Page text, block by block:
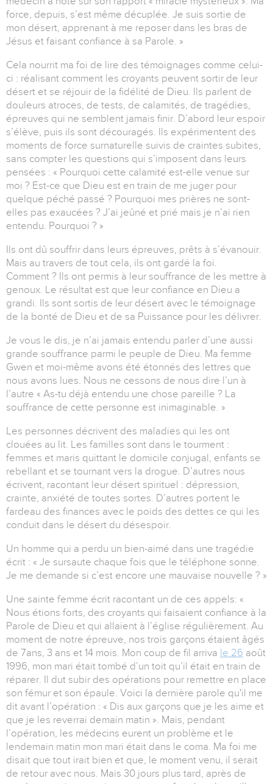
force, depuis, s’est même décuplée. Je suis sortie de
mon désert, apprenant à me reposer dans les bras de
Jésus et faisant confiance à sa Parole. »
Cela nourrit ma foi de lire des témoignages comme celui-
ci : réalisant comment les croyants peuvent sortir de leur
désert et se réjouir de la fidélité de Dieu. Ils parlent de
douleurs atroces, de tests, de calamités, de tragédies,
épreuves qui ne semblent jamais finir. D’abord leur espoir
s’élève, puis ils sont découragés. Ils expérimentent des
moments de force surnaturelle suivis de craintes subites,
sans compter les questions qui s’imposent dans leurs
pensées : « Pourquoi cette calamité est-elle venue sur
moi ? Est-ce que Dieu est en train de me juger pour
quelque péché passé ? Pourquoi mes prières ne sont-
elles pas exaucées ? J’ai jeûné et prié mais je n’ai rien
entendu. Pourquoi ? »
Ils ont dû souffrir dans leurs épreuves, prêts à s’évanouir.
Mais au travers de tout cela, ils ont gardé la foi.
Comment ? Ils ont permis à leur souffrance de les mettre à
genoux. Le résultat est que leur confiance en Dieu a
grandi. Ils sont sortis de leur désert avec le témoignage
de la bonté de Dieu et de sa Puissance pour les délivrer.
Je vous le dis, je n’ai jamais entendu parler d’une aussi
grande souffrance parmi le peuple de Dieu. Ma femme
Gwen et moi-même avons été étonnés des lettres que
nous avons lues. Nous ne cessons de nous dire l’un à
l’autre « As-tu déjà entendu une chose pareille ? La
souffrance de cette personne est inimaginable. »
Les personnes décrivent des maladies qui les ont
clouées au lit. Les familles sont dans le tourment :
femmes et maris quittant le domicile conjugal, enfants se
rebellant et se tournant vers la drogue. D’autres nous
écrivent, racontant leur désert spirituel : dépression,
crainte, anxiété de toutes sortes. D’autres portent le
fardeau des finances avec le poids des dettes ce qui les
conduit dans le désert du désespoir.
Un homme qui a perdu un bien-aimé dans une tragédie
écrit : « Je sursaute chaque fois que le téléphone sonne.
Je me demande si c’est encore une mauvaise nouvelle ? »
Une sainte femme écrit racontant un de ces appels: «
Nous étions forts, des croyants qui faisaient confiance à la
Parole de Dieu et qui allaient à l’église régulièrement. Au
moment de notre épreuve, nos trois garçons étaient âgés
de 7ans, 3 ans et 14 mois. Mon coup de fil arriva le 26 août
1996, mon mari était tombé d’un toit qu’il était en train de
réparer. Il dut subir des opérations pour remettre en place
son fémur et son épaule. Voici la dernière parole qu'il me
dit avant l’opération : « Dis aux garçons que je les aime et
que je les reverrai demain matin ». Mais, pendant
l’opération, les médecins eurent un problème et le
lendemain matin mon mari était dans le coma. Ma foi me
disait que tout irait bien et que, le moment venu, il serait
de retour avec nous. Mais 30 jours plus tard, après de